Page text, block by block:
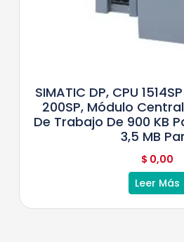
SIMATIC DP, CPU
200SP, Módulo
De Trabajo De 900 KB
3,5 MB
$ 0,00
Leer Más